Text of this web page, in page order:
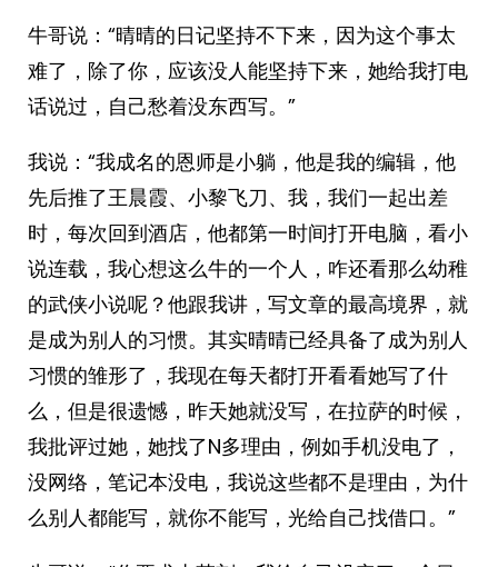
牛哥说：“晴晴的日记坚持不下来，因为这个事太
难了，除了你，应该没人能坚持下来，她给我打电
话说过，自己愁着没东西写。”
我说：“我成名的恩师是小躺，他是我的编辑，他
先后推了王晨霞、小黎飞刀、我，我们一起出差
时，每次回到酒店，他都第一时间打开电脑，看小
说连载，我心想这么牛的一个人，咋还看那么幼稚
的武侠小说呢？他跟我讲，写文章的最高境界，就
是成为别人的习惯。其实晴晴已经具备了成为别人
习惯的雏形了，我现在每天都打开看看她写了什
么，但是很遗憾，昨天她就没写，在拉萨的时候，
我批评过她，她找了N多理由，例如手机没电了，
没网络，笔记本没电，我说这些都不是理由，为什
么别人都能写，就你不能写，光给自己找借口。”